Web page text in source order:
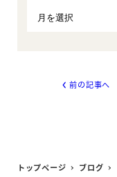
前の記事へ
トップページ ブログ